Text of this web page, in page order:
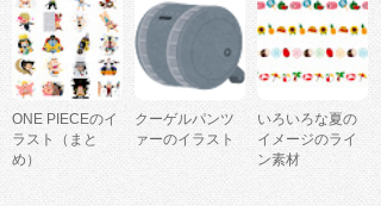
ONE PIECEのイ
ラスト（まと
め）
クーゲルパンツ
ァーのイラスト
いろいろな夏の
イメージのライ
ン素材